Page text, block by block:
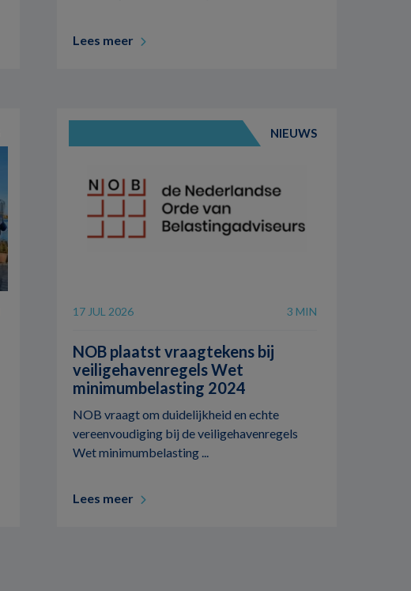
Lees meer
NIEUWS
17 JUL 2026 3 MIN
NOB plaatst vraagtekens bij
veiligehavenregels Wet
minimumbelasting 2024
NOB vraagt om duidelijkheid en echte
vereenvoudiging bij de veiligehavenregels
Wet minimumbelasting ...
Lees meer